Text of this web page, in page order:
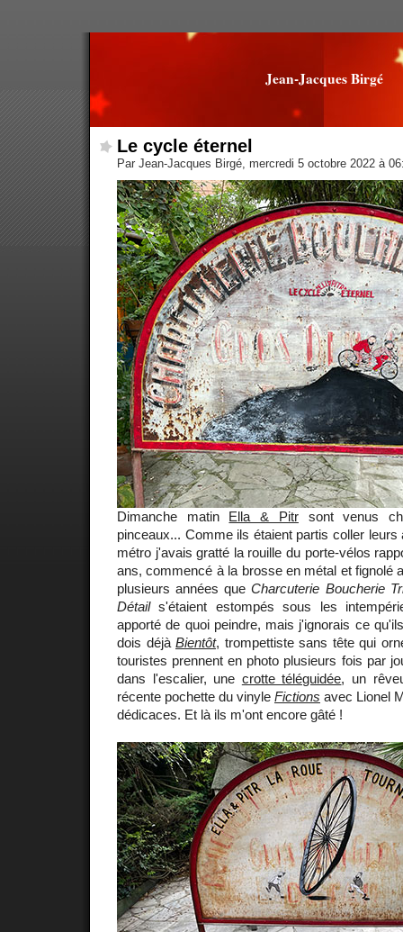
Jean-Jacques Birgé
Le cycle éternel
Par Jean-Jacques Birgé, mercredi 5 octobre 2022 à
Dimanche matin Ella & Pitrsont venus
pinceaux... Comme ils étaient partis coller
métro j'avais gratté la rouille du porte-vélos
ans, commencé à la brosse en métal et fignolé
plusieurs années queCharcuterie Boucherie
Détails'étaient estompés sous les
apporté de quoi peindre, mais j'ignorais ce
dois déjà Bientôt, trompettiste sans tête qui
touristes prennent en photo plusieurs fois par
dans l'escalier, une crotte téléguidée, un
récente pochette du vinyle Fictions avec Lionel
dédicaces. Et là ils m'ont encore gâté !